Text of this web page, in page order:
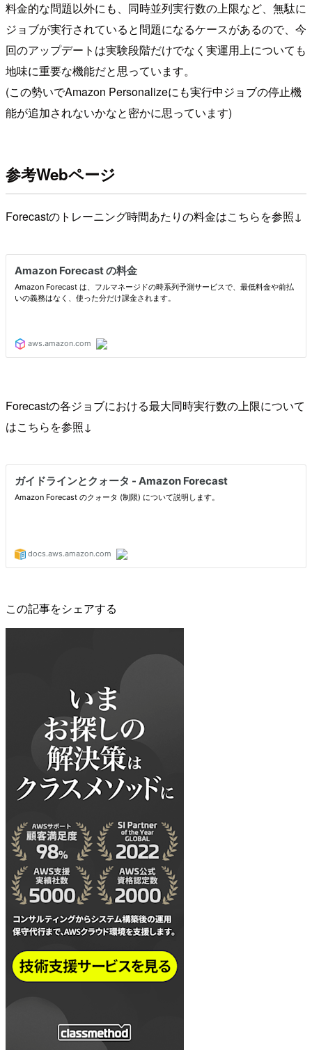
料金的な問題以外にも、同時並列実行数の上限など、無駄に
ジョブが実行されていると問題になるケースがあるので、今
回のアップデートは実験段階だけでなく実運用上についても
地味に重要な機能だと思っています。
(この勢いでAmazon Personalizeにも実行中ジョブの停止機
能が追加されないかなと密かに思っています)
参考Webページ
Forecastのトレーニング時間あたりの料金はこちらを参照↓
Forecastの各ジョブにおける最大同時実行数の上限について
はこちらを参照↓
この記事をシェアする